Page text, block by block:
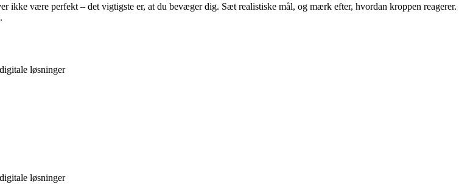
ikke være perfekt – det vigtigste er, at du bevæger dig. Sæt realistiske mål, og mærk efter, hvordan kroppen reagerer.
løsninger
løsninger